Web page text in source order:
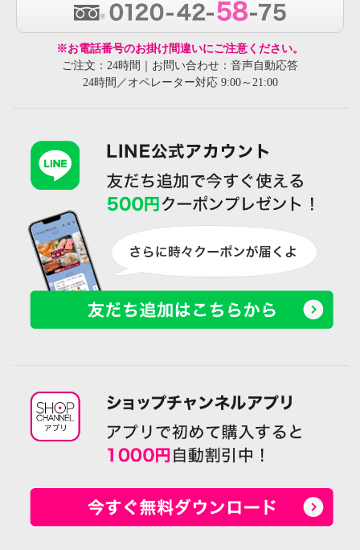
※お電話番号のお掛け間違いにご注意ください。
ご注文：24時間｜お問い合わせ：音声自動応答
24時間／オペレーター対応 9:00～21:00